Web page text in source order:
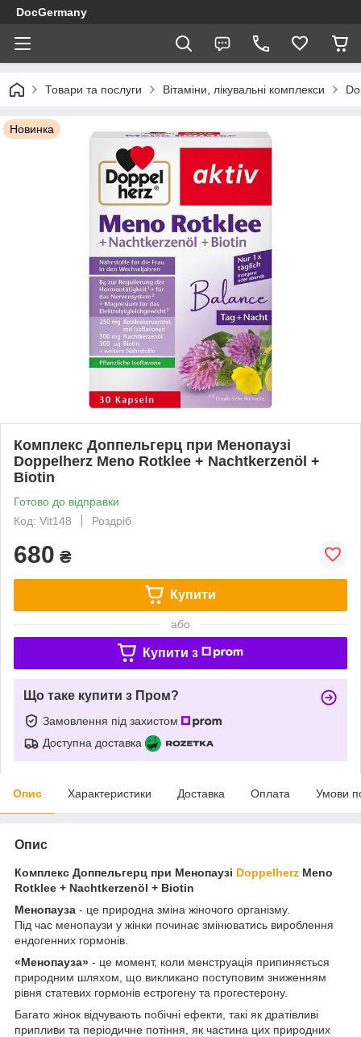
DocGermany
Товари та послуги Вітаміни, лікувальні комплекси
Новинка
Комплекс Доппельгерц при Менопаузі
Doppelherz Meno Rotklee + Nachtkerzenöl +
Biotin
Готово до відправки
Код: Vit148
Роздріб
680 ₴
Купити
або
Купити з
Що таке купити з Пром?
Замовлення під захистом
Доступна доставка
Опис Характеристики Доставка Оплата Умови
Опис
Комплекс Доппельгерц при Менопаузі Doppelherz Meno
Rotklee + Nachtkerzenöl + Biotin
Менопауза - це природна зміна жіночого організму.
Під час менопаузи у жінки починає змінюватись вироблення
ендогенних гормонів.
«Менопауза» - це момент, коли менструація припиняється
природним шляхом, що викликано поступовим зниженням
рівня статевих гормонів естрогену та прогестерону.
Багато жінок відчувають побічні ефекти, такі як дратівливі
припливи та періодичне потіння, як частина цих природних